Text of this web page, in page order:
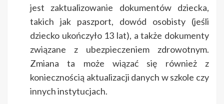
jest zaktualizowanie dokumentów dziecka,
takich jak paszport, dowód osobisty (jeśli
dziecko ukończyło 13 lat), a także dokumenty
związane z ubezpieczeniem zdrowotnym.
Zmiana ta może wiązać się również z
koniecznością aktualizacji danych w szkole czy
innych instytucjach.